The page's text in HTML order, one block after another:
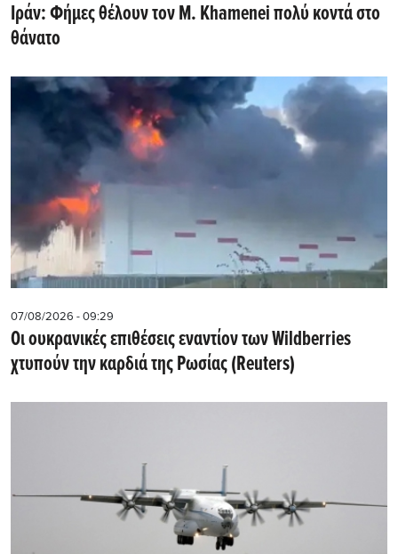
Ιράν: Φήμες θέλουν τον Μ. Khamenei πολύ κοντά στο
θάνατο
07/08/2026 - 09:29
Οι ουκρανικές επιθέσεις εναντίον των Wildberries
χτυπούν την καρδιά της Ρωσίας (Reuters)